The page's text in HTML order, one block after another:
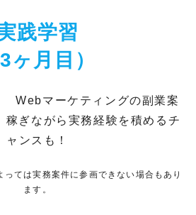
践学習
3ヶ月目）
、Webマーケティングの副業案
稼ぎながら実務経験を積めるチ
ャンスも！
ては実務案件に参画できない場合もあり
ます。